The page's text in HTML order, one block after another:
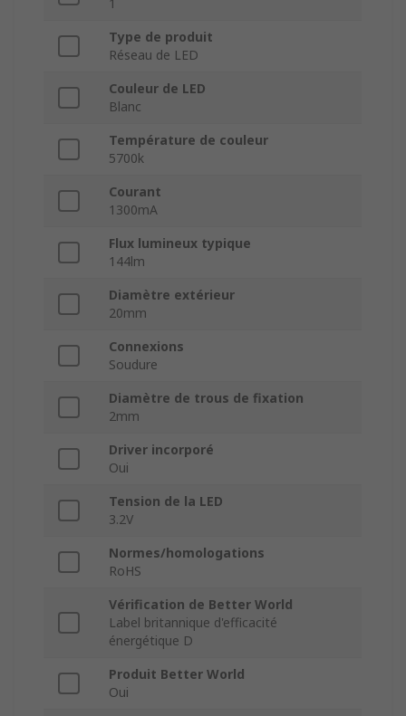
1
Type de produit
Réseau de LED
Couleur de LED
Blanc
Température de couleur
5700k
Courant
1300mA
Flux lumineux typique
144lm
Diamètre extérieur
20mm
Connexions
Soudure
Diamètre de trous de fixation
2mm
Driver incorporé
Oui
Tension de la LED
3.2V
Normes/homologations
RoHS
Vérification de Better World
Label britannique d'efficacité
énergétique D
Produit Better World
Oui